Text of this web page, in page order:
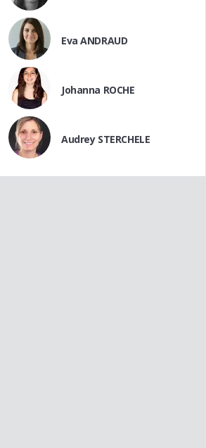
Eva ANDRAUD
Johanna ROCHE
Audrey STERCHELE